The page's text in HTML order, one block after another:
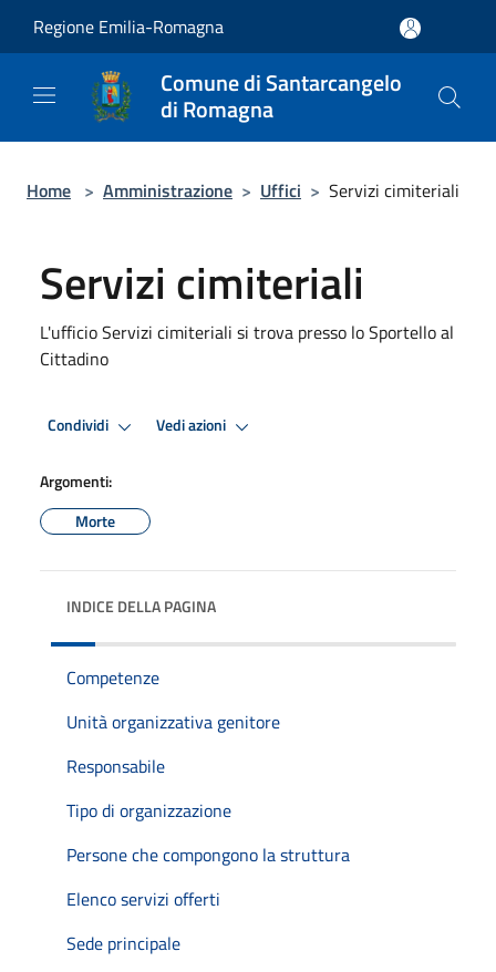
Regione Emilia-Romagna
Comune di Santarcangelo
di Romagna
Home > Amministrazione > Uffici > Servizi cimiteriali
Servizi cimiteriali
L'ufficio Servizi cimiteriali si trova presso lo Sportello al
Cittadino
Condividi Vedi azioni
Argomenti:
Morte
INDICE DELLA PAGINA
Competenze
Unità organizzativa genitore
Responsabile
Tipo di organizzazione
Persone che compongono la struttura
Elenco servizi offerti
Sede principale